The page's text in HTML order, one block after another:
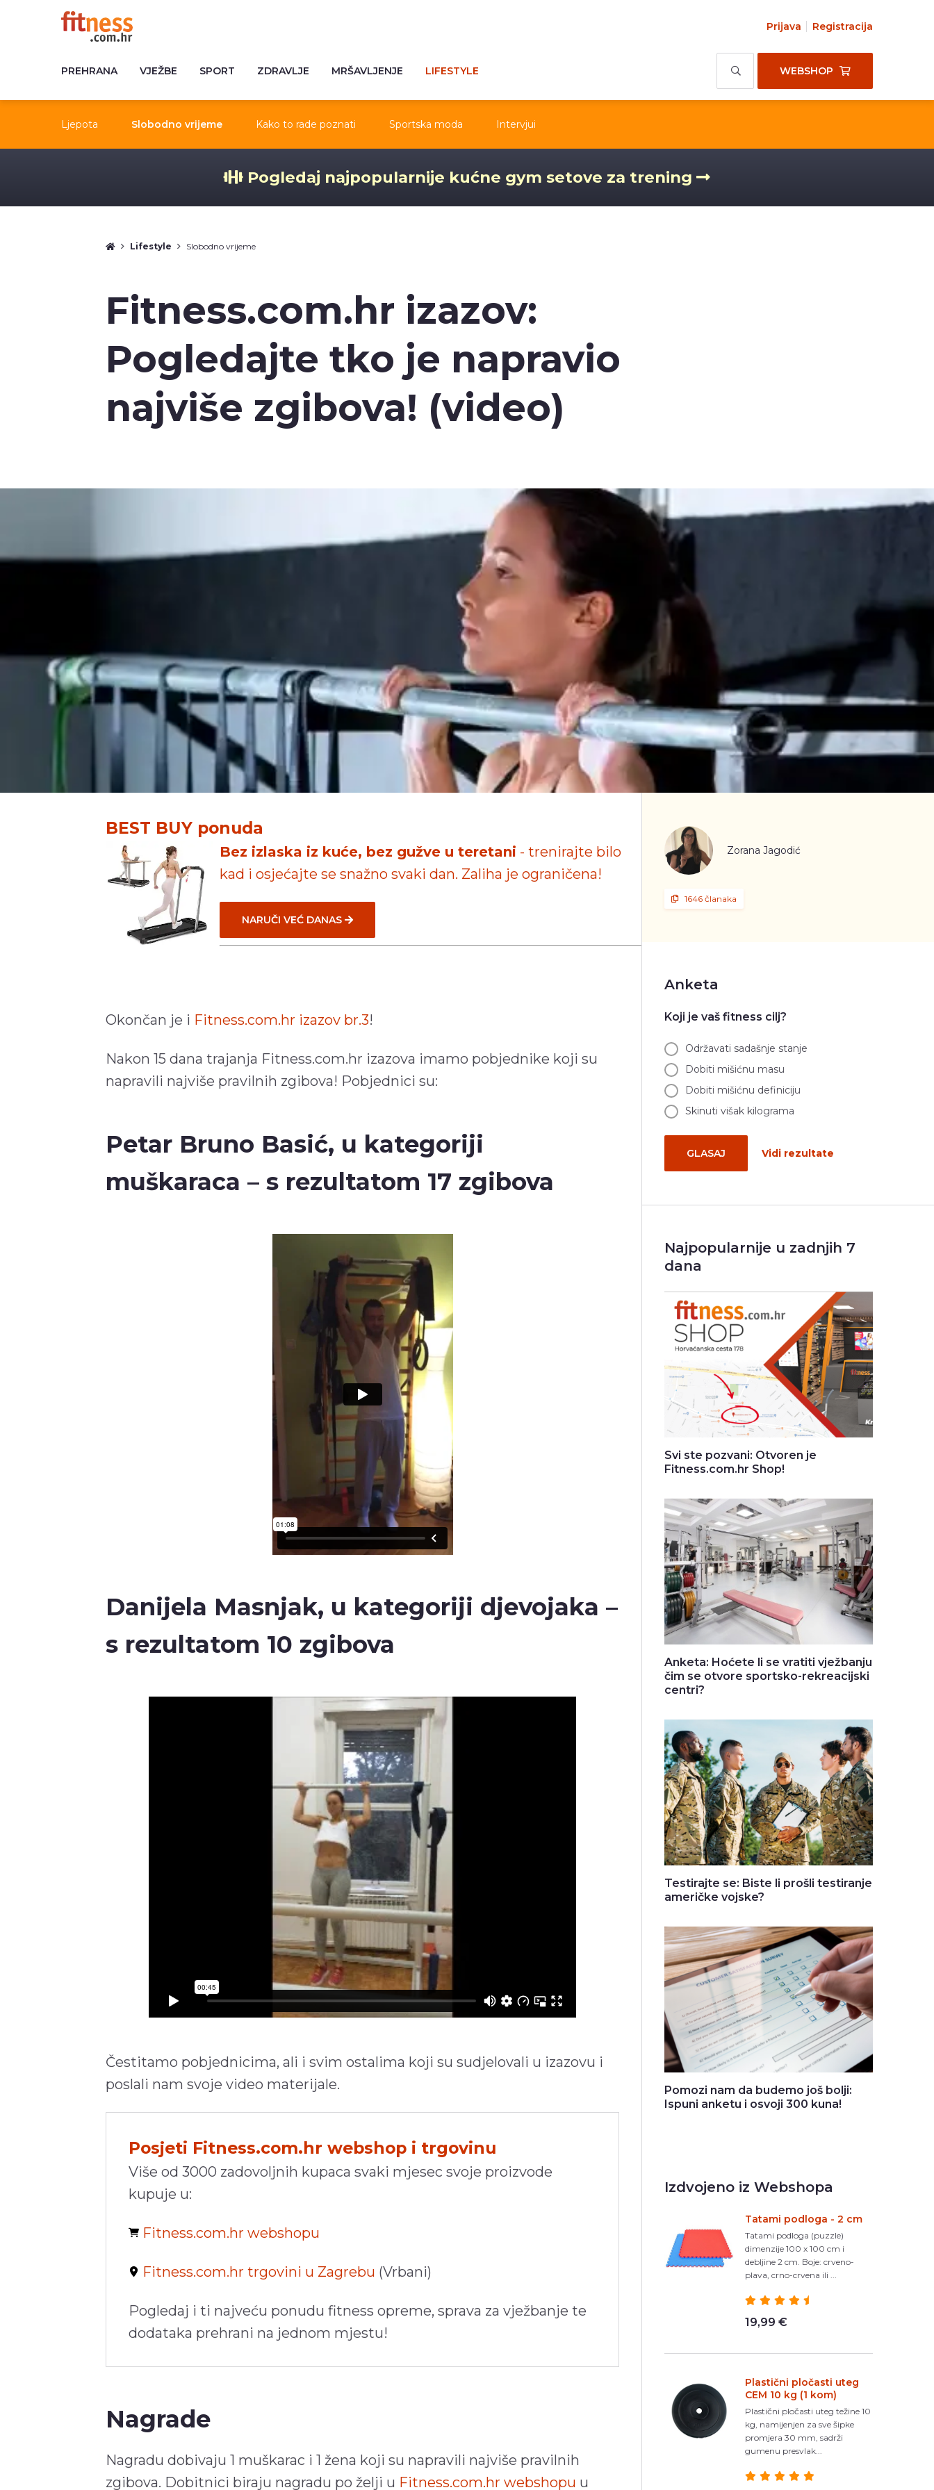
Prijava Registracija
PREHRANA VJEŽBE SPORT ZDRAVLJE MRŠAVLJENJE LIFESTYLE WEBSHOP
Ljepota Slobodno vrijeme Kako to rade poznati Sportska moda Intervjui
Pogledaj najpopularnije kućne gym setove za trening
Lifestyle Slobodno vrijeme
Fitness.com.hr izazov:
Pogledajte tko je napravio
najviše zgibova! (video)
BEST BUY ponuda
Bez izlaska iz kuće, bez gužve u teretani - trenirajte bilo
kad i osjećajte se snažno svaki dan. Zaliha je ograničena!
NARUČI VEĆ DANAS
Okončan je i Fitness.com.hr izazov br.3!
Nakon 15 dana trajanja Fitness.com.hr izazova imamo pobjednike koji su
napravili najviše pravilnih zgibova! Pobjednici su:
Petar Bruno Basić, u kategoriji
muškaraca – s rezultatom 17 zgibova
Danijela Masnjak, u kategoriji djevojaka –
s rezultatom 10 zgibova
Čestitamo pobjednicima, ali i svim ostalima koji su sudjelovali u izazovu i
poslali nam svoje video materijale.
Posjeti Fitness.com.hr webshop i trgovinu
Više od 3000 zadovoljnih kupaca svaki mjesec svoje proizvode
kupuje u:
Fitness.com.hr webshopu
Fitness.com.hr trgovini u Zagrebu (Vrbani)
Pogledaj i ti najveću ponudu fitness opreme, sprava za vježbanje te
dodataka prehrani na jednom mjestu!
Nagrade
Nagradu dobivaju 1 muškarac i 1 žena koji su napravili najviše pravilnih
zgibova. Dobitnici biraju nagradu po želji u Fitness.com.hr webshopu u
Zorana Jagodić
1646 članaka
Anketa
Koji je vaš fitness cilj?
Održavati sadašnje stanje
Dobiti mišićnu masu
Dobiti mišićnu definiciju
Skinuti višak kilograma
GLASAJ Vidi rezultate
Najpopularnije u zadnjih 7
dana
Svi ste pozvani: Otvoren je
Fitness.com.hr Shop!
Anketa: Hoćete li se vratiti vježbanju
čim se otvore sportsko-rekreacijski
centri?
Testirajte se: Biste li prošli testiranje
američke vojske?
Pomozi nam da budemo još bolji:
Ispuni anketu i osvoji 300 kuna!
Izdvojeno iz Webshopa
Tatami podloga - 2 cm
Tatami podloga (puzzle)
dimenzije 100 x 100 cm i
debljine 2 cm. Boje: crveno-
plava, crno-crvena ili ...
19,99 €
Plastični pločasti uteg
CEM 10 kg (1 kom)
Plastični pločasti uteg težine 10
kg, namijenjen za sve šipke
promjera 30 mm, sadrži
gumenu presvlak...